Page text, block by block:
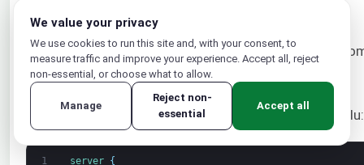
Krok 6. Nastavení server blocku Nginx
V tomto kroku nastavíme server block v Nginx,
blocků Nginx, který by pro vás mohl být užitečný.
Níže je příklad server blocku použitého v tomto návodu:
1 server {
We value your privacy
We use cookies to run this site and, with your consent, to
measure traffic and improve your experience. Accept all, reject
non-essential, or choose what to allow.
Manage
Reject non-
essential
Accept all